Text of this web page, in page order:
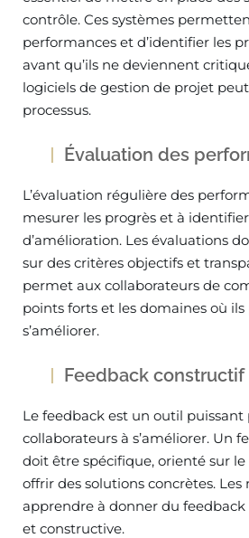
contrôle. Ces systèmes
performances et d’identifier les
avant qu’ils ne deviennent
logiciels de gestion de projet
processus.
Évaluation des
L’évaluation régulière des
mesurer les progrès et à
d’amélioration. Les évaluations
sur des critères objectifs et
permet aux collaborateurs de
points forts et les domaines où
s’améliorer.
Feedback constructif
Le feedback est un outil puissant
collaborateurs à s’améliorer. Un
doit être spécifique, orienté sur
offrir des solutions concrètes.
apprendre à donner du
et constructive.